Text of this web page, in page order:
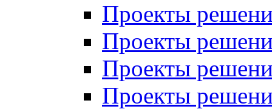
Проекты
Проекты
Проекты
Проекты